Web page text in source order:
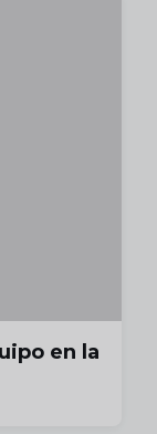
en la